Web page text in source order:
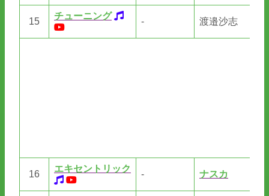
15
チューニング
- 渡邉沙志
16
エキセントリック
- ナスカ